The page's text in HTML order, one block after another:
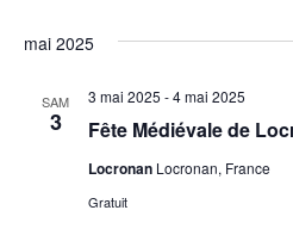
mai 2025
SAM
3 Fête Médiévale de
3 mai 2025 -4 mai 2025
Locronan Locronan, France
Gratuit